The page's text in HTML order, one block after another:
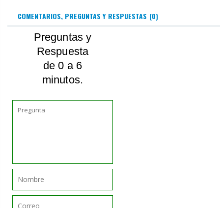
COMENTARIOS, PREGUNTAS Y RESPUESTAS (0)
Preguntas y
Respuesta
de 0 a 6
minutos.